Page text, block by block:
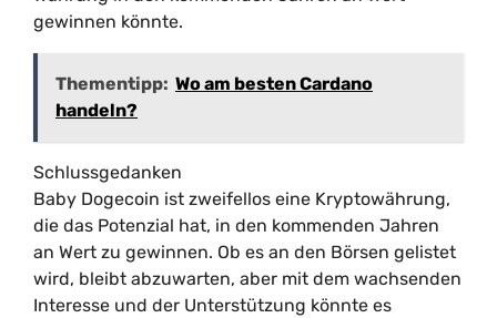
gewinnen könnte.
Thementipp: Wo am besten Cardano
handeln?
Schlussgedanken
Baby Dogecoin ist zweifellos eine Kryptowährung,
die das Potenzial hat, in den kommenden Jahren
an Wert zu gewinnen. Ob es an den Börsen gelistet
wird, bleibt abzuwarten, aber mit dem wachsenden
Interesse und der Unterstützung könnte es